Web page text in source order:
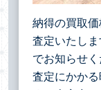
納得の買取
査定いたし
でお知らせく
査定にかか